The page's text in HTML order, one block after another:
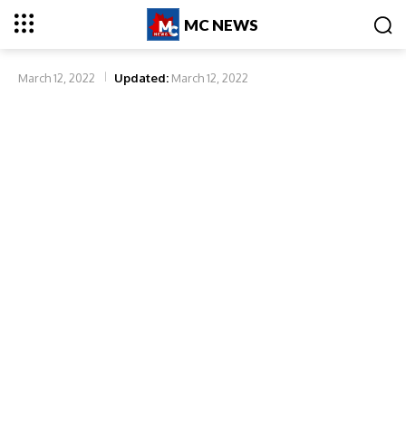
MC NEWS
March 12, 2022 Updated: March 12, 2022